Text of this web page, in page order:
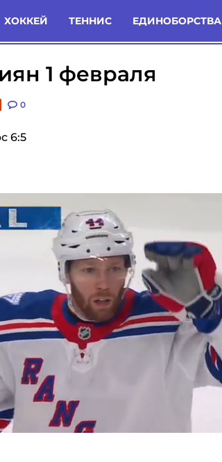
ХОККЕЙ ТЕННИС ЕДИНОБОРСТВА
Комменты Новости
1 февраля
0
6:5